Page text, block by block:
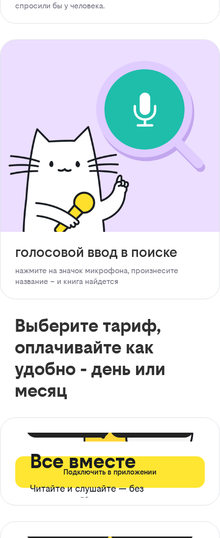
спросили бы у человека.
голосовой ввод в поиске
нажмите на значок микрофона, произнесите
название – и книга найдется
Выберите тариф,
оплачивайте как
удобно - день или
месяц
Все вместе
Читайте и слушайте — без
ограничений*
Подключить в приложении